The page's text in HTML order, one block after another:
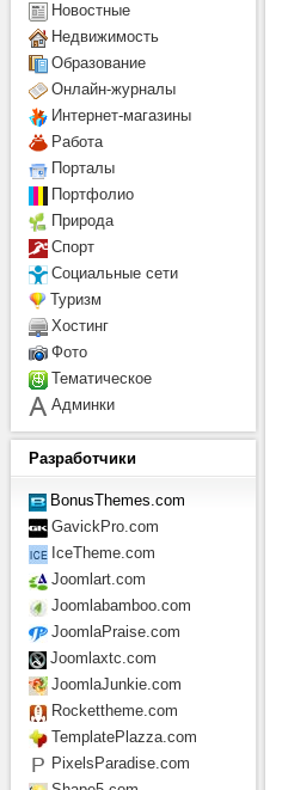
Новостные
Недвижимость
Образование
Онлайн-журналы
Интернет-магазины
Работа
Порталы
Портфолио
Природа
Спорт
Социальные сети
Туризм
Хостинг
Фото
Тематическое
Админки
Разработчики
BonusThemes.com
GavickPro.com
IceTheme.com
Joomlart.com
Joomlabamboo.com
JoomlaPraise.com
Joomlaxtc.com
JoomlaJunkie.com
Rockettheme.com
TemplatePlazza.com
PixelsParadise.com